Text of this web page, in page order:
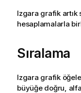
Izgara grafik
hesaplamalarla
Sıralama
Izgara grafik
büyüğe doğru,